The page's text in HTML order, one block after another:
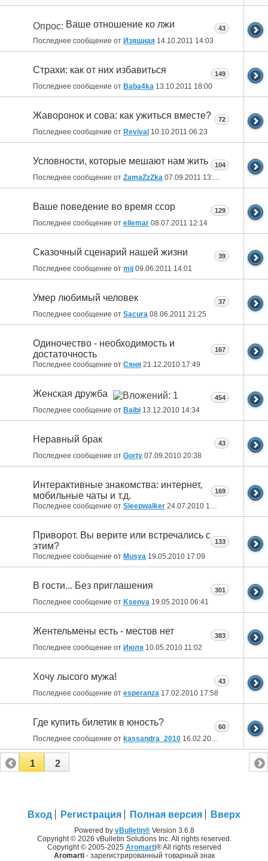
Опрос: Ваше отношение ко лжи
Последнее сообщение от Изящная 14.10.2011 14:03
43
Страхи: как от них избавиться
Последнее сообщение от Baba4ka 13.10.2011 18:00
149
Жаворонок и сова: как ужиться вместе?
Последнее сообщение от Revival 10.10.2011 06:23
72
Условности, которые мешают нам жить
Последнее сообщение от ZamaZzZka 07.09.2011 13:03
104
Ваше поведение во время ссор
Последнее сообщение от ellemar 08.07.2011 12:14
129
Сказочный сценарий нашей жизни
Последнее сообщение от mij 09.06.2011 14:01
39
Умер любимый человек
Последнее сообщение от Sacura 08.06.2011 21:25
37
Одиночество - необходимость и
достаточность
Последнее сообщение от Сяня 21.12.2010 17:49
167
Женская дружба
Последнее сообщение от Baibi 13.12.2010 14:34
454
Неравный брак
Последнее сообщение от Gorty 07.09.2010 20:38
43
Интерактивные знакомства: интернет,
мобильные чаты и т.д.
Последнее сообщение от Sleepwalker 24.07.2010 18:14
169
Приворот. Вы верите или встречались с
этим?
Последнее сообщение от Musya 19.05.2010 17:09
133
В гости... Без приглашения
Последнее сообщение от Ksenya 19.05.2010 06:41
301
Жентельмены есть - местов нет
Последнее сообщение от Июля 10.05.2010 11:02
383
Хочу лысого мужа!
Последнее сообщение от esperanza 17.02.2010 17:58
43
Где купить билетик в юность?
Последнее сообщение от kassandra_2010 16.02.2010
60
1 2
Вход Регистрация Полная версия Вверх
Powered by vBulletin®Version 3.6.8
Copyright © 2026 vBulletin Solutions Inc. All rights reserved.
Copyright © 2005-2025 Aromarti® All rights reserved
Aromarti- зарегистрированный товарный знак